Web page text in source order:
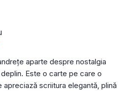
aparte despre nostalgia
Este o carte pe care o
scriitura elegantă, plină